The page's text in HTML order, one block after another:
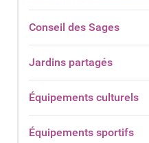
Conseil des Sages
Jardins partagés
Équipements culturels
Équipements sportifs